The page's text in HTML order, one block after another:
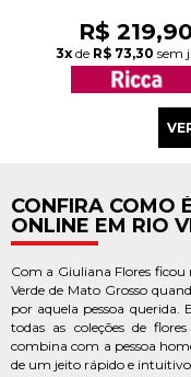
R$
3x de R$ 73,30 sem
CONFIRA COMO
ONLINE EM RIO
Com a Giuliana Flores
Verde de Mato Grosso
por aquela pessoa
todas as coleções de
combina com a pessoa
de um jeito rápido e